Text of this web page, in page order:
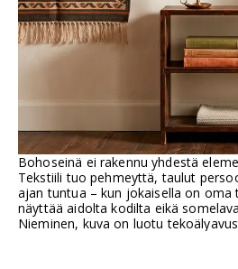
Bohoseinä ei rakennu yhdestä
Tekstiili tuo pehmeyttä, taulut
ajan tuntua – kun jokaisella on oma
näyttää aidolta kodilta eikä
Nieminen, kuva on luotu